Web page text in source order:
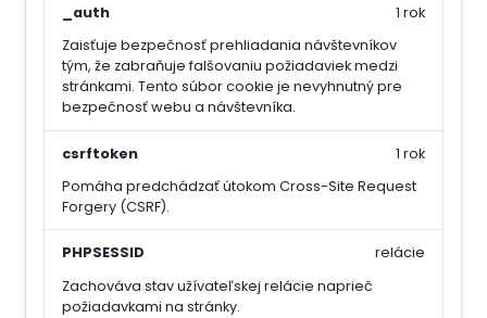
_auth
Zaisťuje bezpečnosť prehliadania návštevníkov
tým, že zabraňuje falšovaniu požiadaviek medzi
stránkami. Tento súbor cookie je nevyhnutný pre
bezpečnosť webu a návštevníka.
1 rok
csrftoken
Pomáha predchádzať útokom Cross-Site Request
Forgery (CSRF).
1 rok
PHPSESSID
Zachováva stav užívateľskej relácie naprieč
požiadavkami na stránky.
relácie